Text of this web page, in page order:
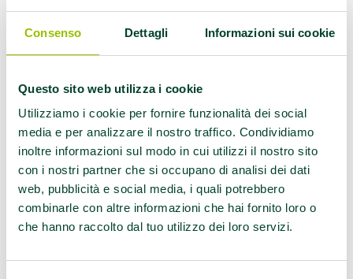
Consenso Dettagli Informazioni sui cookie
Questo sito web utilizza i cookie
Utilizziamo i cookie per fornire funzionalità dei social
media e per analizzare il nostro traffico. Condividiamo
inoltre informazioni sul modo in cui utilizzi il nostro sito
con i nostri partner che si occupano di analisi dei dati
web, pubblicità e social media, i quali potrebbero
combinarle con altre informazioni che hai fornito loro o
che hanno raccolto dal tuo utilizzo dei loro servizi.
Per chi?
Per tutte le persone che vivono o sostano
per un periodo in Emilia-Romagna…
Per chi vuole informazioni su come
restare in forma e in salute attraverso
una regolare e adeguata attività fisica…